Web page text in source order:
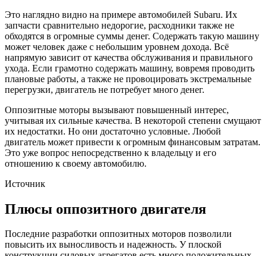
Это наглядно видно на примере автомобилей Subaru. Их
запчасти сравнительно недорогие, расходники также не
обходятся в огромные суммы денег. Содержать такую машину
может человек даже с небольшим уровнем дохода. Всё
напрямую зависит от качества обслуживания и правильного
ухода. Если грамотно содержать машину, вовремя проводить
плановые работы, а также не провоцировать экстремальные
перегрузки, двигатель не потребует много денег.
Оппозитные моторы вызывают повышенный интерес,
учитывая их сильные качества. В некоторой степени смущают
их недостатки. Но они достаточно условные. Любой
двигатель может привести к огромным финансовым затратам.
Это уже вопрос непосредственно к владельцу и его
отношению к своему автомобилю.
Источник
Плюсы оппозитного двигателя
Последние разработки оппозитных моторов позволили
повысить их выносливость и надежность. У плоской